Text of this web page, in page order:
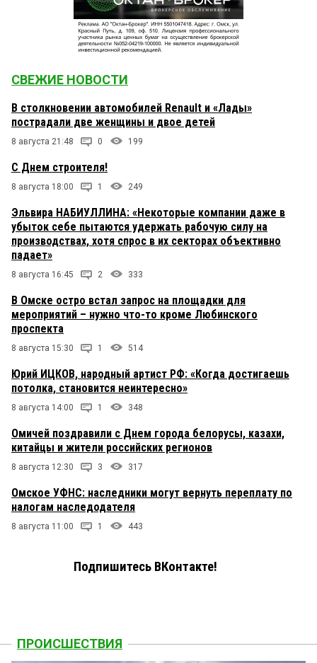
СВЕЖИЕ НОВОСТИ
В столкновении автомобилей Renault и «Лады»
пострадали две женщины и двое детей
8 августа 21:48 0 199
С Днем строителя!
8 августа 18:00 1 249
Эльвира НАБИУЛЛИНА: «Некоторые компании даже в
убыток себе пытаются удержать рабочую силу на
производствах, хотя спрос в их секторах объективно
падает»
8 августа 16:45 2 333
В Омске остро встал запрос на площадки для
мероприятий – нужно что-то кроме Любинского
проспекта
8 августа 15:30 1 514
Юрий ИЦКОВ, народный артист РФ: «Когда достигаешь
потолка, становится неинтересно»
8 августа 14:00 1 348
Омичей поздравили с Днем города белорусы, казахи,
китайцы и жители российских регионов
8 августа 12:30 3 317
Омское УФНС: наследники могут вернуть переплату по
налогам наследодателя
8 августа 11:00 1 443
Подпишитесь ВКонтакте!
ПРОИСШЕСТВИЯ